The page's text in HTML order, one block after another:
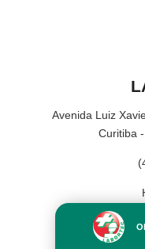
Avenida Luiz
Curitiba